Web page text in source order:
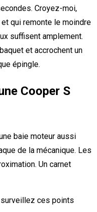
Croyez-moi,
qui remonte le moindre
suffisent amplement.
et accrochent un
épingle.
Cooper S
baie moteur aussi
de la mécanique. Les
Un carnet
ces points